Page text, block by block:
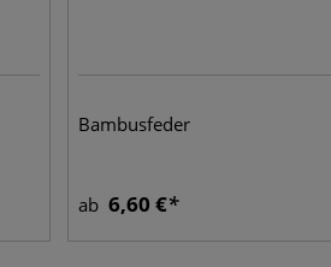
Bambusfeder
ab 6,60 €